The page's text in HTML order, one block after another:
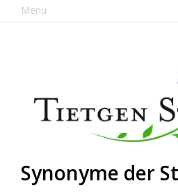
Menu
Synonyme der